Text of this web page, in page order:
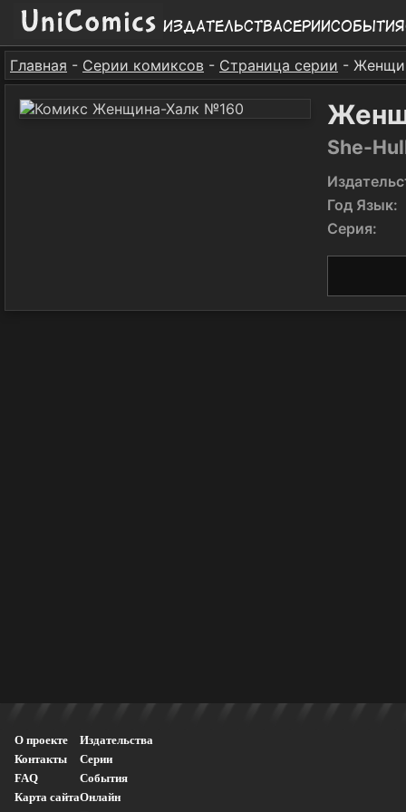
ИздательстваСерииСобытия
Главная - Серии комиксов - Страница серии -
She-
Год Язык:
Серия:
О проекте
Контакты
FAQ
Карта сайта
Издательства
Серии
События
Онлайн